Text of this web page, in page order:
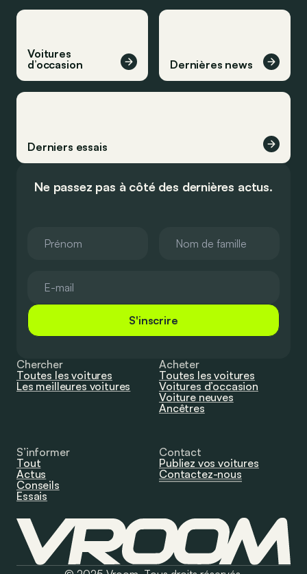
Voitures
d’occasion
Dernières news
Derniers essais
Ne passez pas à côté des dernières actus.
S'inscrire
Chercher
Toutes les voitures
Les meilleures voitures
Acheter
Toutes les voitures
Voitures d’occasion
Voiture neuves
Ancêtres
S’informer
Tout
Actus
Conseils
Essais
Contact
Publiez vos voitures
Contactez-nous